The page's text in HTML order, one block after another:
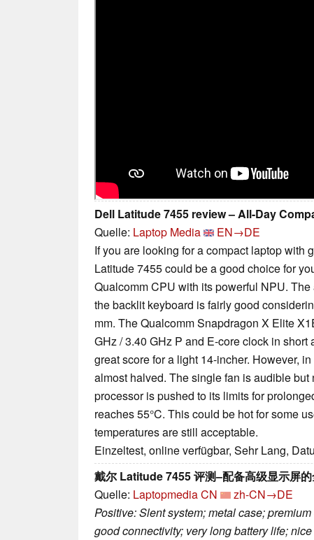
Dell Latitude 7455 review – All-Day
Quelle: Laptop Media
EN→DE
If you are looking for a compact laptop with
Latitude 7455 could be a good choice for
Qualcomm CPU with its powerful NPU.
the backlit keyboard is fairly good
mm. The Qualcomm Snapdragon X Elite
GHz / 3.40 GHz P and E-core clock in
great score for a light 14-incher. However,
almost halved. The single fan is audible but
processor is pushed to its limits for
reaches 55°C. This could be hot for some
temperatures are still acceptable.
Einzeltest, online verfügbar, Sehr Lang,
戴尔 Latitude 7455 评测–配备高级显示屏
Quelle: Laptopmedia CN
zh-CN→DE
Positive: Slent system; metal case;
good connectivity; very long battery life;